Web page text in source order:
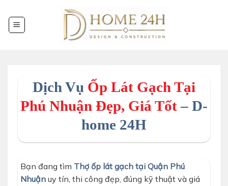
đến
nội
Dịch Vụ Ốp Lát Gạch Tại
Phú Nhuận Đẹp, Giá Tốt– D-
home 24H
Bạn đang tìm Thợ ốp lát gạch tại Quận Phú
Nhuận uy tín, thi công đẹp, đúng kỹ thuật và giá